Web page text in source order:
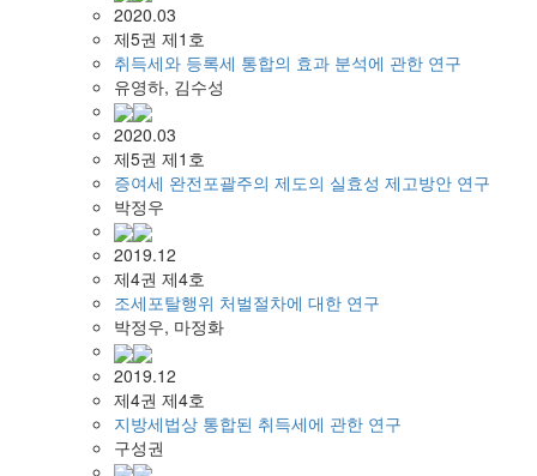
2020.03
제5권 제1호
취득세와 등록세 통합의 효과 분석에 관한 연구
유영하, 김수성
2020.03
제5권 제1호
증여세 완전포괄주의 제도의 실효성 제고방안 연구
박정우
2019.12
제4권 제4호
조세포탈행위 처벌절차에 대한 연구
박정우, 마정화
2019.12
제4권 제4호
지방세법상 통합된 취득세에 관한 연구
구성권